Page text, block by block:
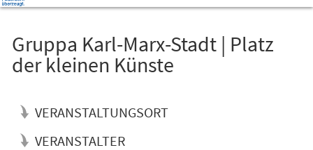
Gruppa Karl-Marx-Stadt | Platz
der kleinen Künste
VERANSTALTUNGSORT
VERANSTALTER